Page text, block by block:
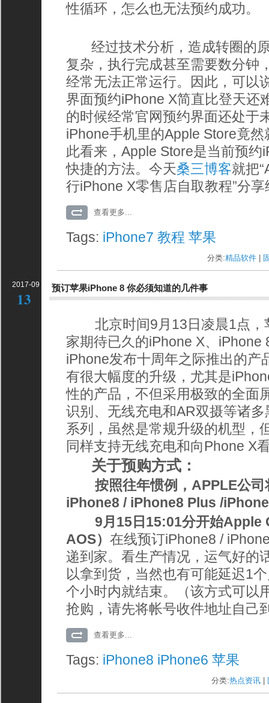
性循环，怎么也无法预约成功。
经过技术分析，造成转圈的
复杂，执行完成甚至需要数分钟
经常无法正常运行。因此，可以
界面预约iPhone X简直比登天还
的时候经常官网预约界面还处于
iPhone手机里的Apple Store竟
此看来，Apple Store是当前预约
快捷的方法。今天桑三博客就把
行iPhone X零售店自取教程”分
查看更多...
Tags: iPhone7 教程 苹果
分类:精品软件
2017-09
13
预订苹果iPhone 8 你必须知道的几件事
北京时间9月13日凌晨1点，
家期待已久的iPhone X、iPhone
iPhone发布十周年之际推出的产
有很大幅度的升级，尤其是
性的产品，不但采用极致的全面
识别、无线充电和AR双摄等诸
系列，虽然是常规升级的机型，
同样支持无线充电和向Phone X
关于预购方式：
按照往年惯例，APPLE公
iPhone8 / iPhone8 Plus /
9月15日15:01分开始Apple
AOS）在线预订iPhone8 /
递到家。看生产情况，运气好的
以拿到货，当然也有可能延迟1
个小时内就结束。（该方式可以
抢购，请先将帐号收件地址自己
查看更多...
Tags: iPhone8 iPhone6 苹果
分类:热点资讯